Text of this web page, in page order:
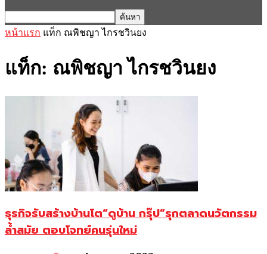
หน้าแรก แท็ก ณพิชญา ไกรชวินยง
แท็ก: ณพิชญา ไกรชวินยง
ธุรกิจรับสร้างบ้านโต“ดูบ้าน กรุ๊ป”รุกตลาดนวัตกรรม
ล้ำสมัย ตอบโจทย์คนรุ่นใหม่